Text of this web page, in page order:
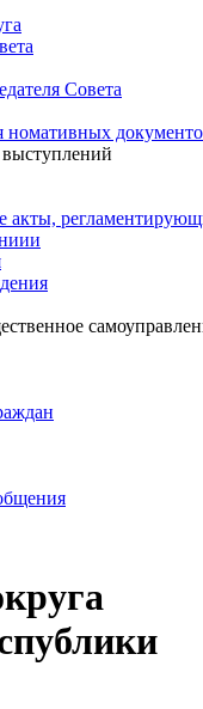
Совета
номативных
акты,